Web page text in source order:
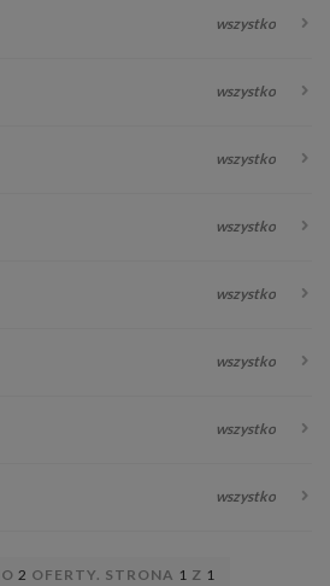
wszystko
wszystko
wszystko
wszystko
wszystko
wszystko
wszystko
wszystko
2 OFERTY. STRONA 1 Z 1